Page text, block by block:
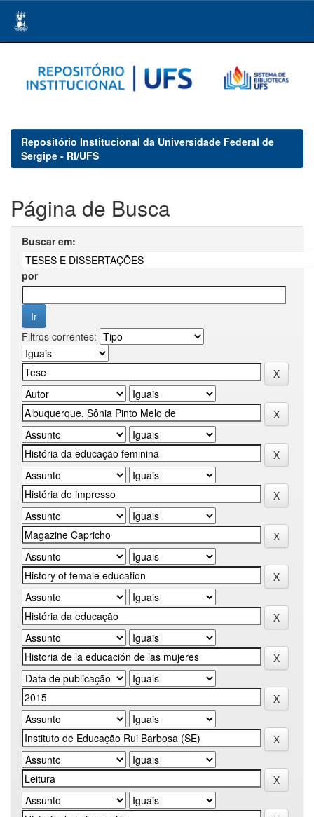
navigation
Repositório Institucional da Universidade Federal de
Sergipe - RI/UFS
Página de Busca
Buscar em:
por
Filtros correntes: